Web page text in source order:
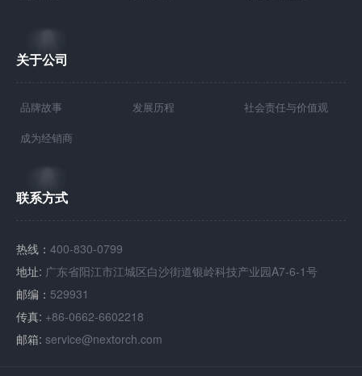
关于公司
品牌故事 发展历程 社会责任与价值观
成为经销商
联系方式
热线： 400-830-0799
地址: 广东省阳江市江城区白沙街道银岭科技产业园A7-6-1号
邮编： 529931
传真: +86-0662-6602218
邮箱: service@nextorch.com